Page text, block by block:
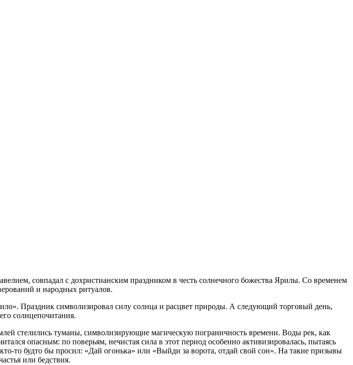
совпадал с дохристианским праздником в честь солнечного божества Ярилы. Со временем
и народных ритуалов.
Праздник символизировал силу солнца и расцвет природы. А следующий торговый день,
солнцепочитания.
стелились туманы, символизирующие магическую пограничность времени. Воды рек, как
опасным: по поверьям, нечистая сила в этот период особенно активизировалась, пытаясь
то будто бы просил: «Дай огонька» или «Выйди за ворота, отдай свой сон». На такие призывы
или бедствия.